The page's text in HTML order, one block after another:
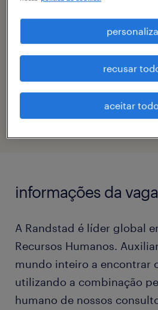
administrativo &
bianca munoz
código da vaga
eTalent_JP-182180
informações da vaga
A Randstad é líder global
Recursos Humanos.
mundo inteiro a encontrar
utilizando a combinação
humano de nossos
recusar
aceitar